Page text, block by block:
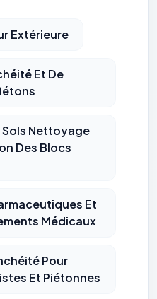
Extérieure
Et De
Sols Nettoyage
Des Blocs
Et
Médicaux
Pour
Et Piétonnes